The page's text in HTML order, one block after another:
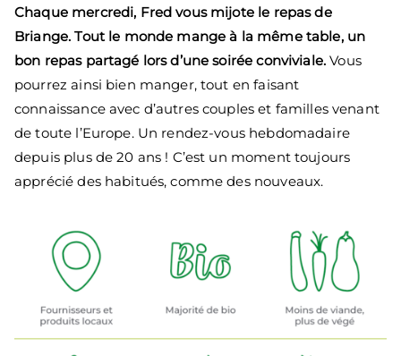
Chaque mercredi, Fred vous mijote le repas de
Briange. Tout le monde mange à la même table, un
bon repas partagé lors d’une soirée conviviale. Vous
pourrez ainsi bien manger, tout en faisant
connaissance avec d’autres couples et familles venant
de toute l’Europe. Un rendez-vous hebdomadaire
depuis plus de 20 ans ! C’est un moment toujours
apprécié des habitués, comme des nouveaux.